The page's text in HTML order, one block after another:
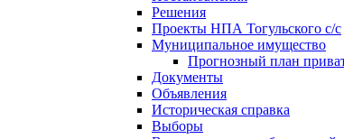
Решения
Проекты НПА Тогульского с/с
Муниципальное имущество
Прогнозный план
Документы
Объявления
Историческая справка
Выборы